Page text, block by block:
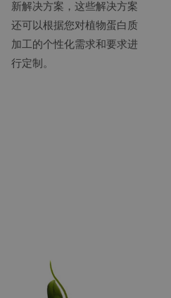
新解决方案，这些解决方案
还可以根据您对植物蛋白质
加工的个性化需求和要求进
行定制。